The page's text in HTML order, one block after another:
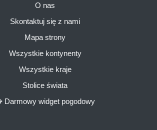
O nas
Skontaktuj się z nami
Mapa strony
Wszystkie kontynenty
Wszystkie kraje
Stolice świata
Darmowy widget pogodowy